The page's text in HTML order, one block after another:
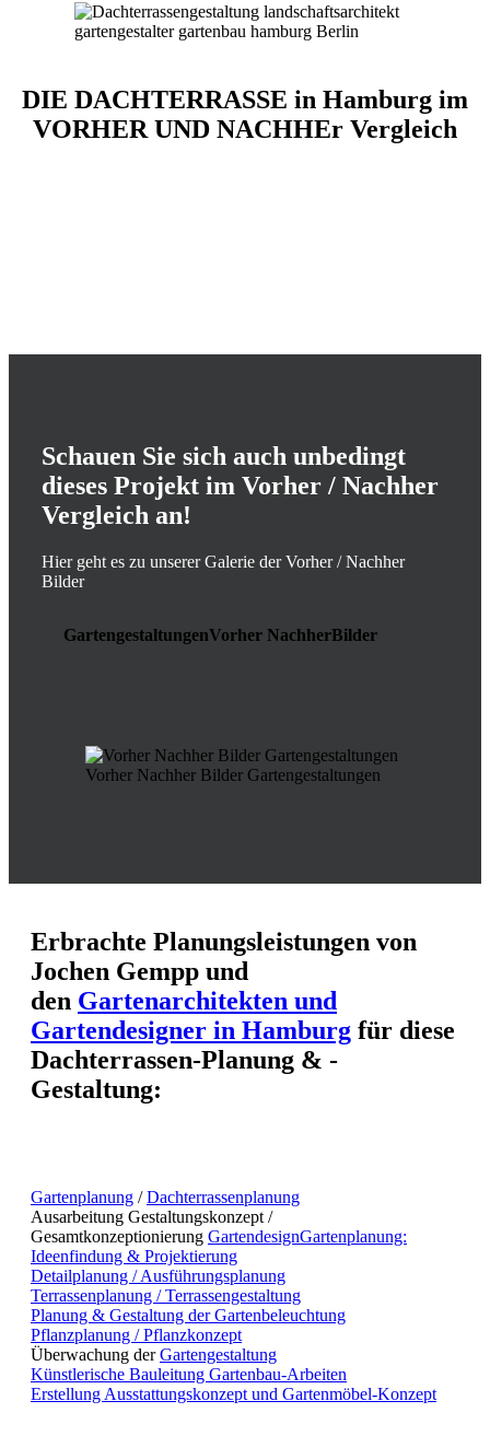
DIE DACHTERRASSE in Hamburg im
VORHER UND NACHHEr Vergleich
Schauen Sie sich auch unbedingt
dieses Projekt im Vorher / Nachher
Vergleich an!
Hier geht es zu unserer Galerie der Vorher / Nachher
Bilder
GartengestaltungenVorher NachherBilder
Vorher Nachher Bilder Gartengestaltungen
Erbrachte Planungsleistungen von
Jochen Gempp und
den Gartenarchitekten und
Gartendesigner in Hamburg für diese
Dachterrassen-Planung & -
Gestaltung:
Gartenplanung /Dachterrassenplanung
Ausarbeitung Gestaltungskonzept /
Gesamtkonzeptionierung GartendesignGartenplanung:
Ideenfindung & Projektierung
Detailplanung / Ausführungsplanung
Terrassenplanung / Terrassengestaltung
Planung & Gestaltung der Gartenbeleuchtung
Pflanzplanung / Pflanzkonzept
Überwachung derGartengestaltung
Künstlerische Bauleitung Gartenbau-Arbeiten
Erstellung Ausstattungskonzept und Gartenmöbel-Konzept